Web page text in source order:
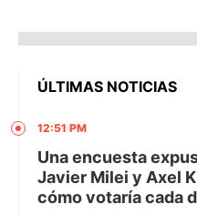
ÚLTIMAS NOTICIAS
12:51 PM
Una encuesta
Javier Milei y Axel
cómo votaría cada